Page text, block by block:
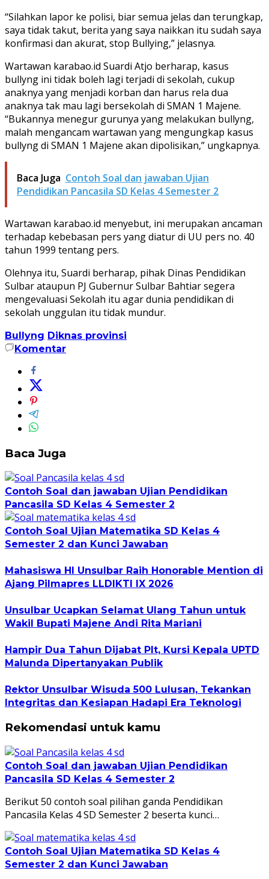
“Silahkan lapor ke polisi, biar semua jelas dan terungkap,
saya tidak takut, berita yang saya naikkan itu sudah saya
konfirmasi dan akurat, stop Bullying,” jelasnya.
Wartawan karabao.id Suardi Atjo berharap, kasus
bullyng ini tidak boleh lagi terjadi di sekolah, cukup
anaknya yang menjadi korban dan harus rela dua
anaknya tak mau lagi bersekolah di SMAN 1 Majene.
“Bukannya menegur gurunya yang melakukan bullyng,
malah mengancam wartawan yang mengungkap kasus
bullyng di SMAN 1 Majene akan dipolisikan,” ungkapnya.
Baca Juga Contoh Soal dan jawaban Ujian
Pendidikan Pancasila SD Kelas 4 Semester 2
Wartawan karabao.id menyebut, ini merupakan ancaman
terhadap kebebasan pers yang diatur di UU pers no. 40
tahun 1999 tentang pers.
Olehnya itu, Suardi berharap, pihak Dinas Pendidikan
Sulbar ataupun PJ Gubernur Sulbar Bahtiar segera
mengevaluasi Sekolah itu agar dunia pendidikan di
sekolah unggulan itu tidak mundur.
Bullyng Diknas provinsi
Komentar
Baca Juga
Contoh Soal dan jawaban Ujian Pendidikan
Pancasila SD Kelas 4 Semester 2
Contoh Soal Ujian Matematika SD Kelas 4
Semester 2 dan Kunci Jawaban
Mahasiswa HI Unsulbar Raih Honorable Mention di
Ajang Pilmapres LLDIKTI IX 2026
Unsulbar Ucapkan Selamat Ulang Tahun untuk
Wakil Bupati Majene Andi Rita Mariani
Hampir Dua Tahun Dijabat Plt, Kursi Kepala UPTD
Malunda Dipertanyakan Publik
Rektor Unsulbar Wisuda 500 Lulusan, Tekankan
Integritas dan Kesiapan Hadapi Era Teknologi
Rekomendasi untuk kamu
Contoh Soal dan jawaban Ujian Pendidikan
Pancasila SD Kelas 4 Semester 2
Berikut 50 contoh soal pilihan ganda Pendidikan
Pancasila Kelas 4 SD Semester 2 beserta kunci…
Contoh Soal Ujian Matematika SD Kelas 4
Semester 2 dan Kunci Jawaban